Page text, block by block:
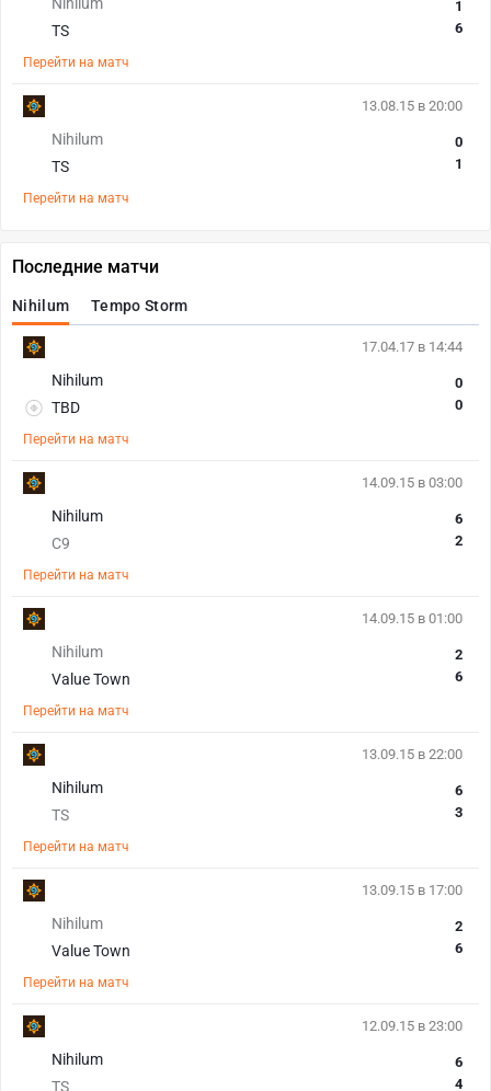
TS
1
6
Перейти на матч
13.08.15 в 20:00
Nihilum
TS
0
1
Перейти на матч
Последние матчи
Nihilum Tempo Storm
17.04.17 в 14:44
Nihilum
TBD
0
0
Перейти на матч
14.09.15 в 03:00
Nihilum
C9
6
2
Перейти на матч
14.09.15 в 01:00
Nihilum
Value Town
2
6
Перейти на матч
13.09.15 в 22:00
Nihilum
TS
6
3
Перейти на матч
13.09.15 в 17:00
Nihilum
Value Town
2
6
Перейти на матч
12.09.15 в 23:00
Nihilum
TS
6
4